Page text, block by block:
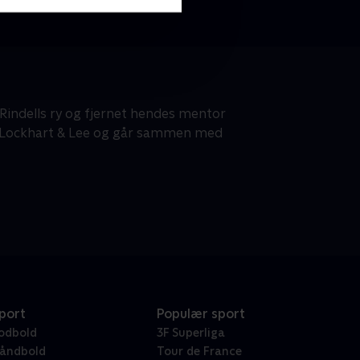
ry og fjernet hendes mentor
& Lee og går sammen med
Populær sport
3F Superliga
Tour de France